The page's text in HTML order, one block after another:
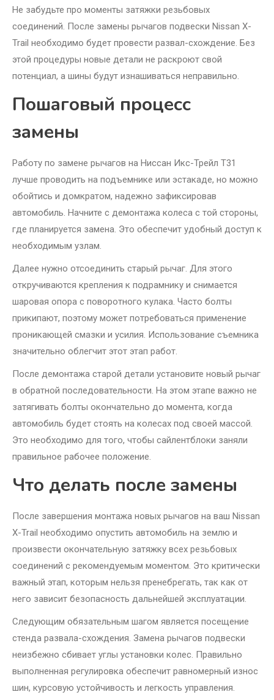
Не забудьте про моменты затяжки резьбовых
соединений. После замены рычагов подвески Nissan X-
Trail необходимо будет провести развал-схождение. Без
этой процедуры новые детали не раскроют свой
потенциал, а шины будут изнашиваться неправильно.
Пошаговый процесс
замены
Работу по замене рычагов на Ниссан Икс-Трейл Т31
лучше проводить на подъемнике или эстакаде, но можно
обойтись и домкратом, надежно зафиксировав
автомобиль. Начните с демонтажа колеса с той стороны,
где планируется замена. Это обеспечит удобный доступ к
необходимым узлам.
Далее нужно отсоединить старый рычаг. Для этого
откручиваются крепления к подрамнику и снимается
шаровая опора с поворотного кулака. Часто болты
прикипают, поэтому может потребоваться применение
проникающей смазки и усилия. Использование съемника
значительно облегчит этот этап работ.
После демонтажа старой детали установите новый рычаг
в обратной последовательности. На этом этапе важно не
затягивать болты окончательно до момента, когда
автомобиль будет стоять на колесах под своей массой.
Это необходимо для того, чтобы сайлентблоки заняли
правильное рабочее положение.
Что делать после замены
После завершения монтажа новых рычагов на ваш Nissan
X-Trail необходимо опустить автомобиль на землю и
произвести окончательную затяжку всех резьбовых
соединений с рекомендуемым моментом. Это критически
важный этап, которым нельзя пренебрегать, так как от
него зависит безопасность дальнейшей эксплуатации.
Следующим обязательным шагом является посещение
стенда развала-схождения. Замена рычагов подвески
неизбежно сбивает углы установки колес. Правильно
выполненная регулировка обеспечит равномерный износ
шин, курсовую устойчивость и легкость управления.